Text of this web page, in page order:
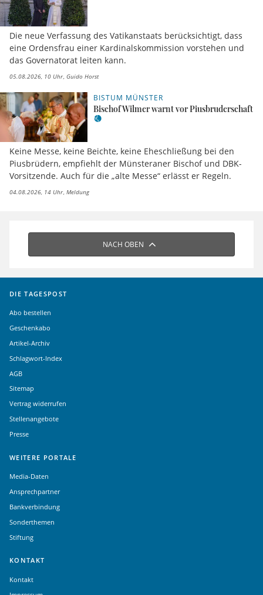
Die neue Verfassung des Vatikanstaats berücksichtigt, dass
eine Ordensfrau einer Kardinalskommission vorstehen und
das Governatorat leiten kann.
05.08.2026, 10 Uhr Guido Horst
BISTUM MÜNSTER
Bischof Wilmer warnt vor Piusbruderschaft
Keine Messe, keine Beichte, keine Eheschließung bei den
Piusbrüdern, empfiehlt der Münsteraner Bischof und DBK-
Vorsitzende. Auch für die „alte Messe“ erlässt er Regeln.
04.08.2026, 14 Uhr Meldung
NACH OBEN
DIE TAGESPOST
Abo bestellen
Geschenkabo
Artikel-Archiv
Schlagwort-Index
AGB
Sitemap
Vertrag widerrufen
Stellenangebote
Presse
WEITERE PORTALE
Media-Daten
Ansprechpartner
Bankverbindung
Sonderthemen
Stiftung
KONTAKT
Kontakt